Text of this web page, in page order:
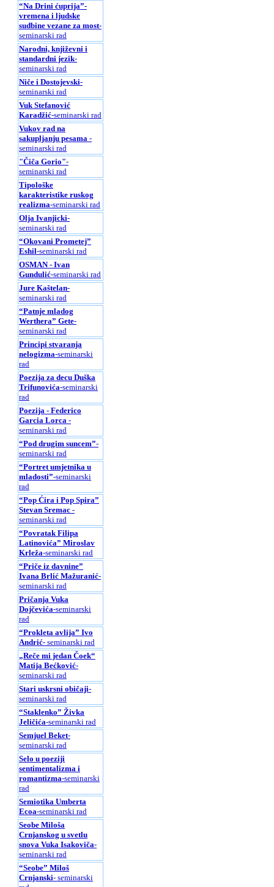
“Na Drini ćuprija”-
vremena i ljudske
sudbine vezane za most-
seminarski rad
Narodni, književni i
standardni jezik-
seminarski rad
Niče i Dostojevski-
seminarski rad
Vuk Stefanović
Karadžić-seminarski rad
Vukov rad na
sakupljanju pesama -
seminarski rad
"Čiča Gorio"-
seminarski rad
Tipološke
karakteristike ruskog
realizma-seminarski rad
Olja Ivanjicki-
seminarski rad
“Okovani Prometej”
Eshil-seminarski rad
OSMAN - Ivan
Gundulić-seminarski rad
Jure Kaštelan-
seminarski rad
“Patnje mladog
Werthera” Gete-
seminarski rad
Principi stvaranja
nelogizma-seminarski
rad
Poezija za decu Duška
Trifunovića-seminarski
rad
Poezija - Federico
Garcia Lorca -
seminarski rad
“Pod drugim suncem”-
seminarski rad
“Portret umjetnika u
mladosti”-seminarski
rad
“Pop Ćira i Pop Spira”
Stevan Sremac -
seminarski rad
“Povratak Filipa
Latinovića” Miroslav
Krleža-seminarski rad
“Priče iz davnine”
Ivana Brlić Mažuranić-
seminarski rad
Pričanja Vuka
Dojčevića-seminarski
rad
“Prokleta avlija” Ivo
Andrić- seminarski rad
„Reče mi jedan Čoek“
Matija Bećković-
seminarski rad
Stari uskrsni običaji-
seminarski rad
“Staklenko” Živka
Jeličića-seminarski rad
Semjuel Beket-
seminarski rad
Selo u poeziji
sentimentalizma i
romantizma-seminarski
rad
Semiotika Umberta
Ecoa-seminarski rad
Seobe Miloša
Crnjanskog u svetlu
snova Vuka Isakoviča-
seminarski rad
“Seobe” Miloš
Crnjanski- seminarski